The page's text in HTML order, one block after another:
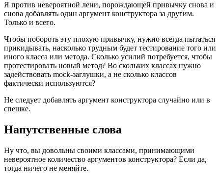
Я против невероятной лени, порождающей привычку снова и
снова добавлять один аргумент конструктора за другим.
Только и всего.
Чтобы побороть эту плохую привычку, нужно всегда пытаться
прикидывать, насколько трудным будет тестирование того или
иного класса или метода. Сколько усилий потребуется, чтобы
протестировать новый метод? Во скольких классах нужно
задействовать mock-заглушки, а не сколько классов
фактически используются?
Не следует добавлять аргумент конструктора случайно или в
спешке.
Напутственные слова
Ну что, вы довольны своими классами, принимающими
невероятное количество аргументов конструктора? Если да,
тогда ничего не меняйте.